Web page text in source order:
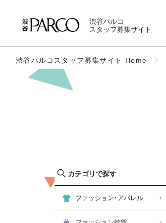
渋谷パルコ
スタッフ募集サイト
渋谷パルコスタッフ募集サイト Home
カテゴリで探す
ファッション･アパレル